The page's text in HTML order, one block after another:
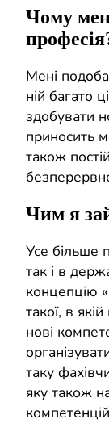
Чому
Мені
ній багато
здобувати
приносить
також
Чим я
Усе більше
так і в
концепцію
такої, в
нові
таку
яку також